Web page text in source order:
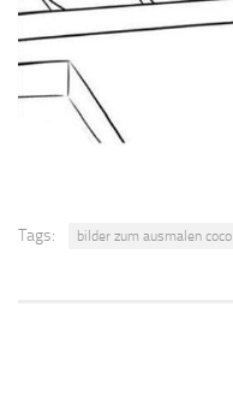
Tags: bilder zum ausmalen coco